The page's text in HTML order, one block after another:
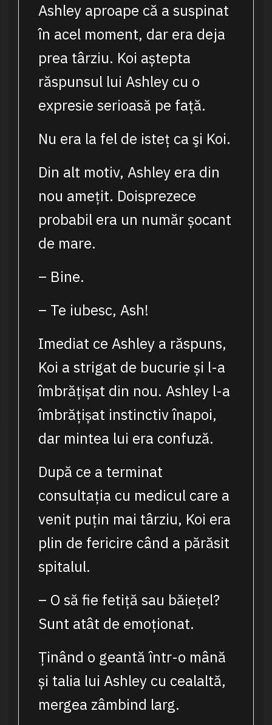
Ashley aproape că a suspinat
în acel moment, dar era deja
prea târziu. Koi aștepta
răspunsul lui Ashley cu o
expresie serioasă pe față.
Nu era la fel de isteț ca şi Koi.
Din alt motiv, Ashley era din
nou amețit. Doisprezece
probabil era un număr șocant
de mare.
– Bine.
– Te iubesc, Ash!
Imediat ce Ashley a răspuns,
Koi a strigat de bucurie și l-a
îmbrățișat din nou. Ashley l-a
îmbrățișat instinctiv înapoi,
dar mintea lui era confuză.
După ce a terminat
consultația cu medicul care a
venit puțin mai târziu, Koi era
plin de fericire când a părăsit
spitalul.
– O să fie fetiță sau băiețel?
Sunt atât de emoționat.
Ținând o geantă într-o mână
și talia lui Ashley cu cealaltă,
mergea zâmbind larg.